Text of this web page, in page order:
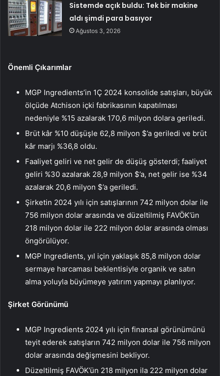
Sistemde açık buldu: Tek bir makine
aldı şimdi para basıyor
Ağustos 3, 2026
Önemli Çıkarımlar
MGP Ingredients’in 1Ç 2024 konsolide satışları, büyük
ölçüde Atchison içki fabrikasının kapatılması
nedeniyle %15 azalarak 170,6 milyon dolara geriledi.
Brüt kâr %10 düşüşle 62,8 milyon $’a geriledi ve brüt
kâr marjı %36,8 oldu.
Faaliyet geliri ve net gelir de düşüş gösterdi; faaliyet
geliri %30 azalarak 28,9 milyon $’a, net gelir ise %34
azalarak 20,6 milyon $’a geriledi.
Şirketin 2024 yılı için satışlarının 742 milyon dolar ile
756 milyon dolar arasında ve düzeltilmiş FAVÖK’ün
218 milyon dolar ile 222 milyon dolar arasında olması
öngörülüyor.
MGP Ingredients, yıl için yaklaşık 85,8 milyon dolar
sermaye harcaması beklentisiyle organik ve satın
alma yoluyla büyümeye yatırım yapmayı planlıyor.
Şirket Görünümü
MGP Ingredients 2024 yılı için finansal görünümünü
teyit ederek satışların 742 milyon dolar ile 756 milyon
dolar arasında değişmesini bekliyor.
Düzeltilmiş FAVÖK’ün 218 milyon ila 222 milyon dolar